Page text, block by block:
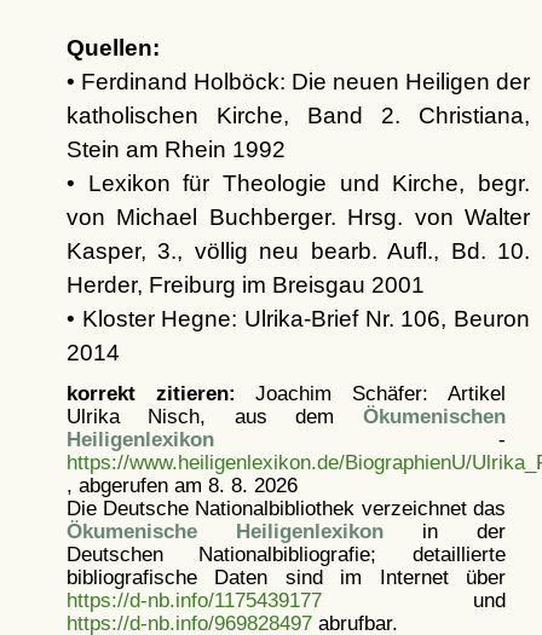
Quellen:
• Ferdinand Holböck: Die neuen Heiligen der
katholischen Kirche, Band 2. Christiana,
Stein am Rhein 1992
• Lexikon für Theologie und Kirche, begr.
von Michael Buchberger. Hrsg. von Walter
Kasper, 3., völlig neu bearb. Aufl., Bd. 10.
Herder, Freiburg im Breisgau 2001
• Kloster Hegne: Ulrika-Brief Nr. 106, Beuron
2014
korrekt zitieren: Joachim Schäfer: Artikel
Ulrika Nisch, aus dem Ökumenischen
Heiligenlexikon-
https://www.heiligenlexikon.de/BiographienU/
, abgerufen am 8. 8. 2026
Die Deutsche Nationalbibliothek verzeichnet das
Ökumenische Heiligenlexikonin der
Deutschen Nationalbibliografie; detaillierte
bibliografische Daten sind im Internet über
https://d-nb.info/1175439177und
https://d-nb.info/969828497abrufbar.